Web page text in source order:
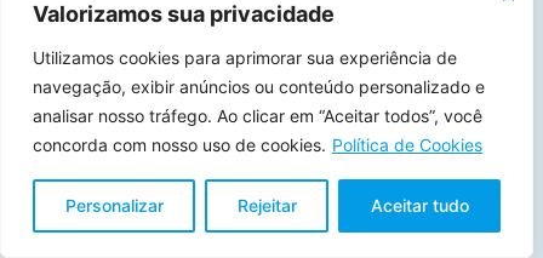
Valorizamos sua privacidade
Utilizamos cookies para aprimorar sua experiência de
navegação, exibir anúncios ou conteúdo personalizado e
analisar nosso tráfego. Ao clicar em “Aceitar todos”, você
concorda com nosso uso de cookies. Política de Cookies
Personalizar Rejeitar Aceitar tudo
Entre Em Contato
Rua Benjamin Constant, 67
Conj 1104 – 80060-020
Curitiba, Paraná, Brasil
contato@merosdobrasil.org
(21) 99644-7157